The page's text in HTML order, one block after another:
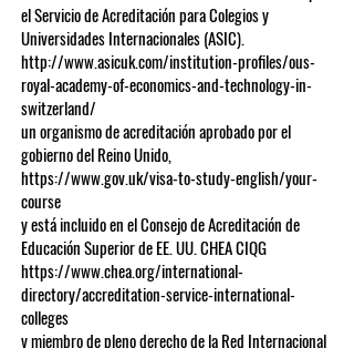
el Servicio de Acreditación para Colegios y
Universidades Internacionales (ASIC).
http://www.asicuk.com/institution-profiles/ous-
royal-academy-of-economics-and-technology-in-
switzerland/
un organismo de acreditación aprobado por el
gobierno del Reino Unido,
https://www.gov.uk/visa-to-study-english/your-
course
y está incluido en el Consejo de Acreditación de
Educación Superior de EE. UU. CHEA CIQG
https://www.chea.org/international-
directory/accreditation-service-international-
colleges
y miembro de pleno derecho de la Red Internacional